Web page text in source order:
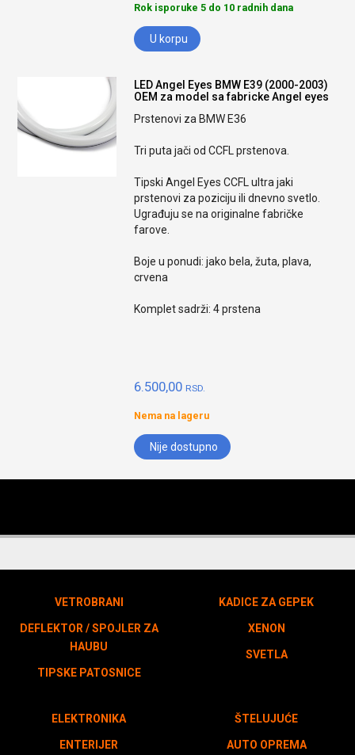
Rok isporuke 5 do 10 radnih dana
U korpu
LED Angel Eyes BMW E39 (2000-2003)
OEM za model sa fabricke Angel eyes
Prstenovi za BMW E36
Tri puta jači od CCFL prstenova.
Tipski Angel Eyes CCFL ultra jaki
prstenovi za poziciju ili dnevno svetlo.
Ugrađuju se na originalne fabričke
farove.
Boje u ponudi: jako bela, žuta, plava,
crvena
Komplet sadrži: 4 prstena
6.500,00 RSD.
Nema na lageru
Nije dostupno
VETROBRANI
DEFLEKTOR / SPOJLER ZA
HAUBU
TIPSKE PATOSNICE
KADICE ZA GEPEK
XENON
SVETLA
ELEKTRONIKA
ENTERIJER
ŠTELUJUĆE
AUTO OPREMA